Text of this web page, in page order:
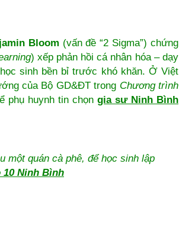
Bloom (vấn đề “2 Sigma”) chứng
) xếp phản hồi cá nhân hóa – dạy
sinh bền bỉ trước khó khăn. Ở Việt
của Bộ GD&ĐT trong Chương trình
phụ huynh tin chọn gia sư Ninh Bình
một quán cà phê, để học sinh lập
Ninh Bình